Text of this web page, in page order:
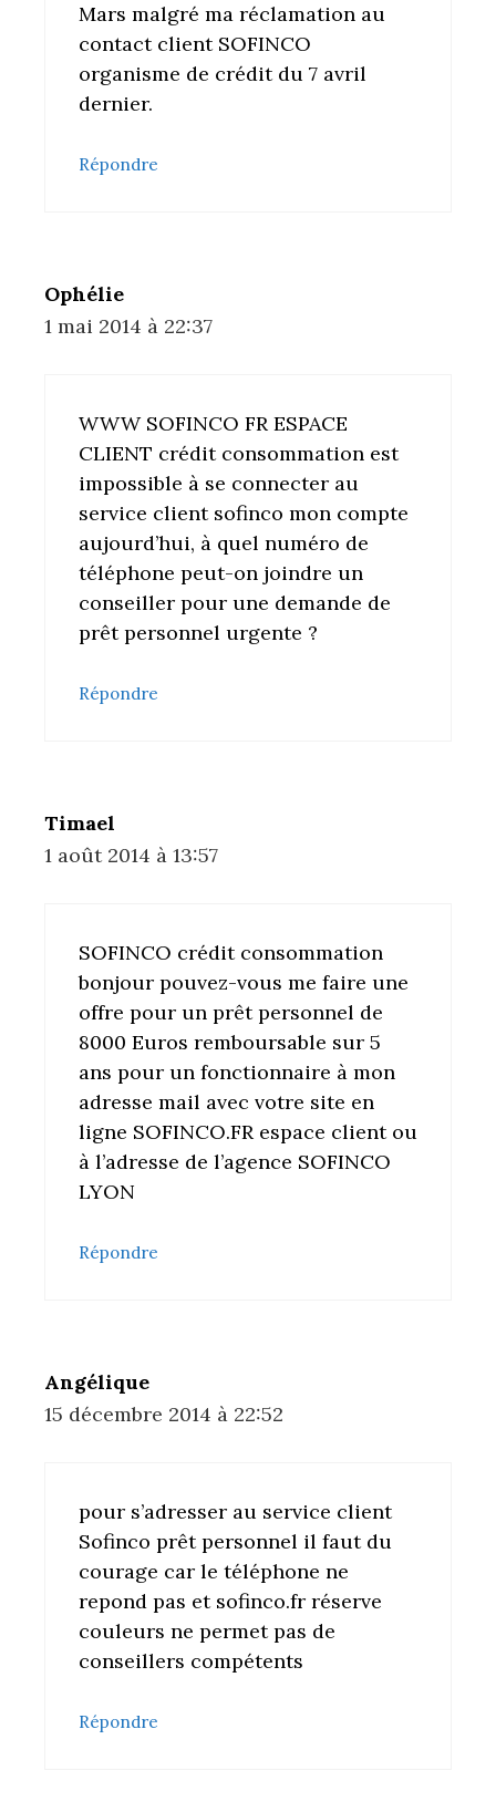
Mars malgré ma réclamation au
contact client SOFINCO
organisme de crédit du 7 avril
dernier.
Répondre
Ophélie
1 mai 2014 à 22:37
WWW SOFINCO FR ESPACE
CLIENT crédit consommation est
impossible à se connecter au
service client sofinco mon compte
aujourd’hui, à quel numéro de
téléphone peut-on joindre un
conseiller pour une demande de
prêt personnel urgente ?
Répondre
Timael
1 août 2014 à 13:57
SOFINCO crédit consommation
bonjour pouvez-vous me faire une
offre pour un prêt personnel de
8000 Euros remboursable sur 5
ans pour un fonctionnaire à mon
adresse mail avec votre site en
ligne SOFINCO.FR espace client ou
à l’adresse de l’agence SOFINCO
LYON
Répondre
Angélique
15 décembre 2014 à 22:52
pour s’adresser au service client
Sofinco prêt personnel il faut du
courage car le téléphone ne
repond pas et sofinco.fr réserve
couleurs ne permet pas de
conseillers compétents
Répondre